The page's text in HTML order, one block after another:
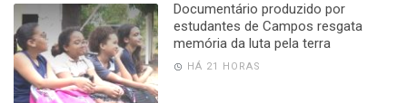
Documentário produzido por
estudantes de Campos resgata
memória da luta pela terra
HÁ 21 HORAS